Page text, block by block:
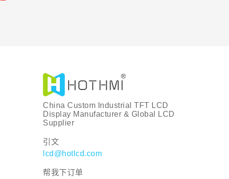
China Custom Industrial TFT LCD
Display Manufacturer & Global LCD
Supplier
引文
lcd@hotlcd.com
帮我下订单